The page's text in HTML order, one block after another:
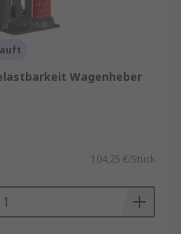
Wagenheber
104,25 €/Stück